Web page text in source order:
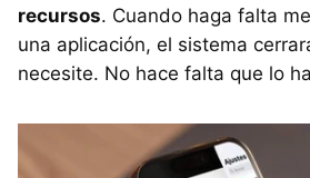
recursos. Cuando haga falta
una aplicación, el sistema
necesite. No hace falta que lo